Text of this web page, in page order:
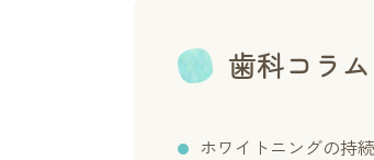
歯科コラ
ホワイトニングの持